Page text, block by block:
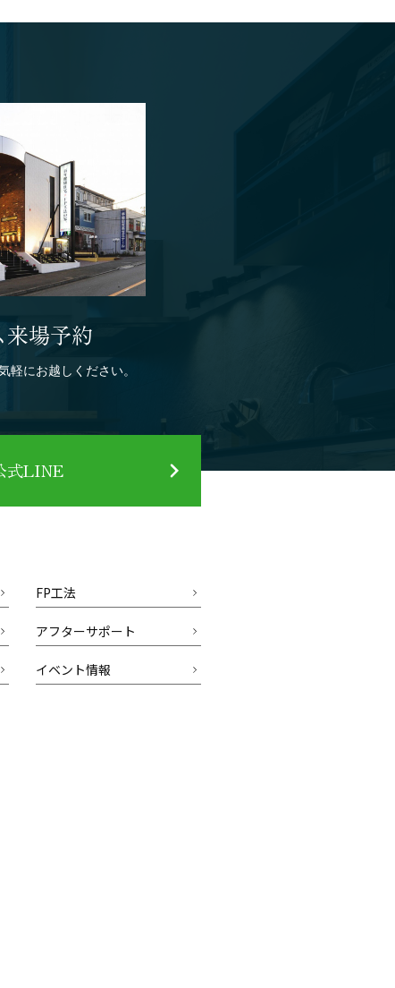
来場予約
軽にお越しください。
式LINE
FP工法
アフターサポート
イベント情報